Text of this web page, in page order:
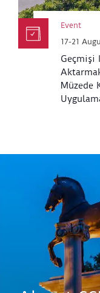
Event
17-21
Geçmişi
Müzede